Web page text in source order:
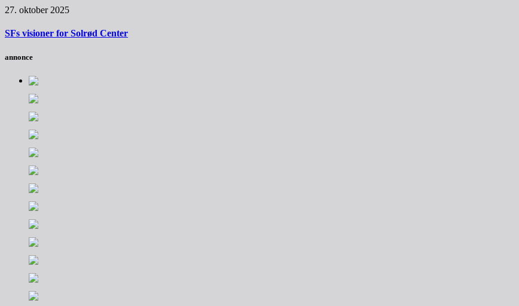
27. oktober 2025
SFs visioner for Solrød Center
annonce